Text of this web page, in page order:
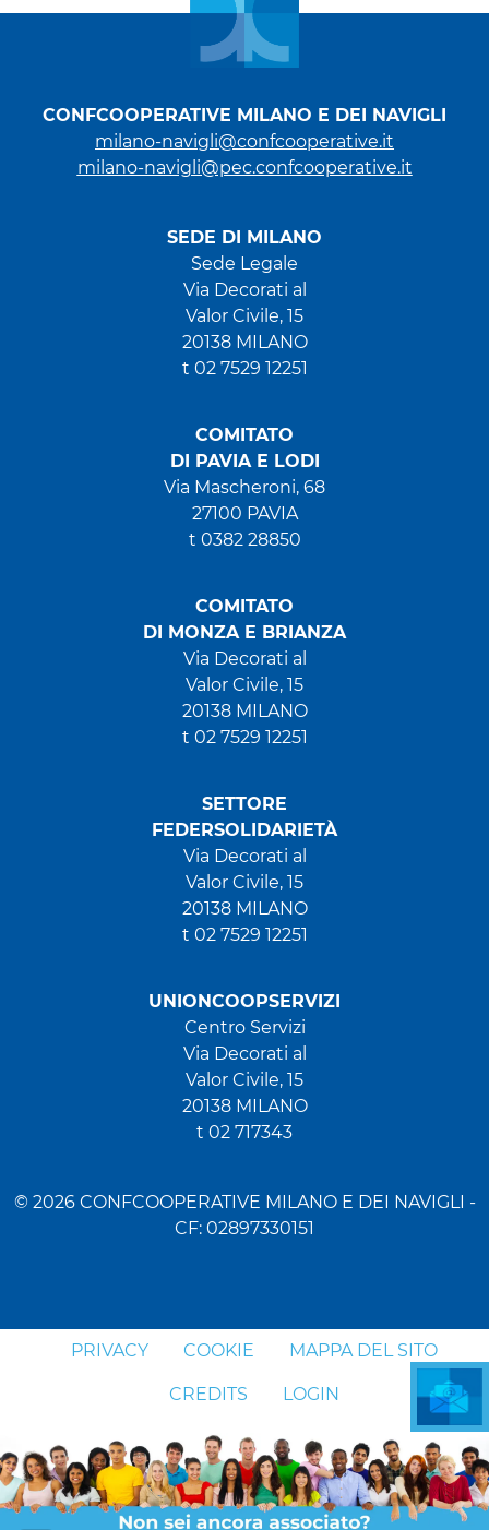
CONFCOOPERATIVE MILANO E DEI NAVIGLI
milano-navigli@confcooperative.it
milano-navigli@pec.confcooperative.it
SEDE DI MILANO
Sede Legale
Via Decorati al
Valor Civile, 15
20138 MILANO
t 02 7529 12251
COMITATO
DI PAVIA E LODI
Via Mascheroni, 68
27100 PAVIA
t 0382 28850
COMITATO
DI MONZA E BRIANZA
Via Decorati al
Valor Civile, 15
20138 MILANO
t 02 7529 12251
SETTORE
FEDERSOLIDARIETÀ
Via Decorati al
Valor Civile, 15
20138 MILANO
t 02 7529 12251
UNIONCOOPSERVIZI
Centro Servizi
Via Decorati al
Valor Civile, 15
20138 MILANO
t 02 717343
© 2026 CONFCOOPERATIVE MILANO E DEI NAVIGLI -
CF: 02897330151
PRIVACY COOKIE MAPPA DEL SITO
CREDITS LOGIN